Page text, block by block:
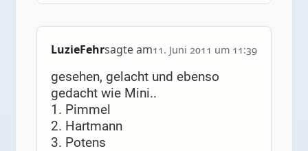
LuzieFehrsagte am11. Juni 2011 um 11:39
gesehen, gelacht und ebenso
gedacht wie Mini..
1. Pimmel
2. Hartmann
3. Potens